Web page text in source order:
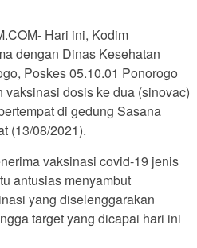
Hari ini, Kodim
dengan Dinas Kesehatan
Poskes 05.10.01 Ponorogo
dosis ke dua (sinovac)
di gedung Sasana
(13/08/2021).
vaksinasi covid-19 jenis
antusias menyambut
yang diselenggarakan
target yang dicapai hari ini